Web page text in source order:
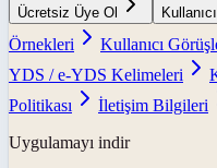
Ücretsiz Üye Ol
Örnekleri
Kullanıcı
YDS / e-YDS Kelimeleri
Politikası
İletişim Bilgileri
Uygulamayı indir